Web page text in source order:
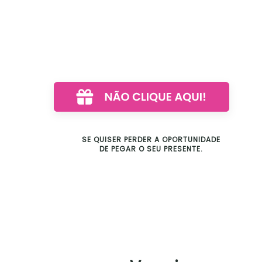
SE QUISER PERDER A OPORTUNIDADE
DE PEGAR O SEU PRESENTE.